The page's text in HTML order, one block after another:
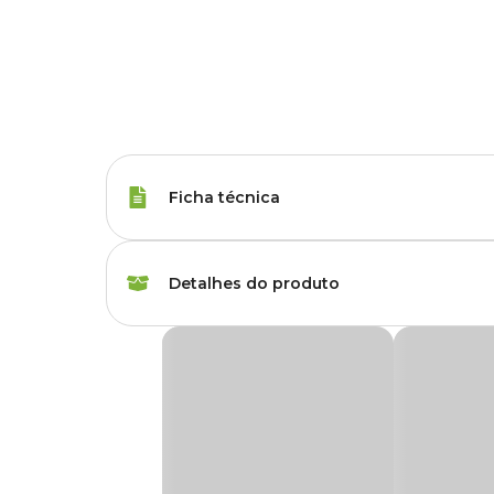
Ficha técnica
Gênero Unissex
Detalhes do produto